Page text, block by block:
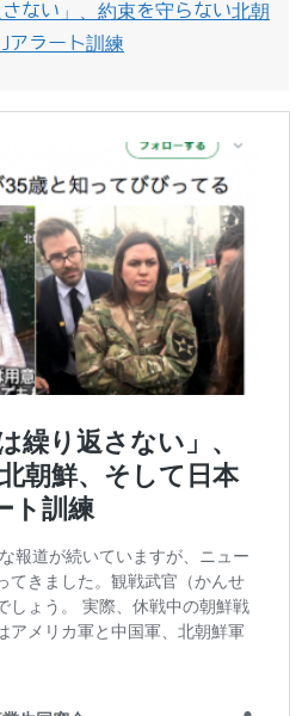
ない」、約束を守らない北朝
アラート訓練